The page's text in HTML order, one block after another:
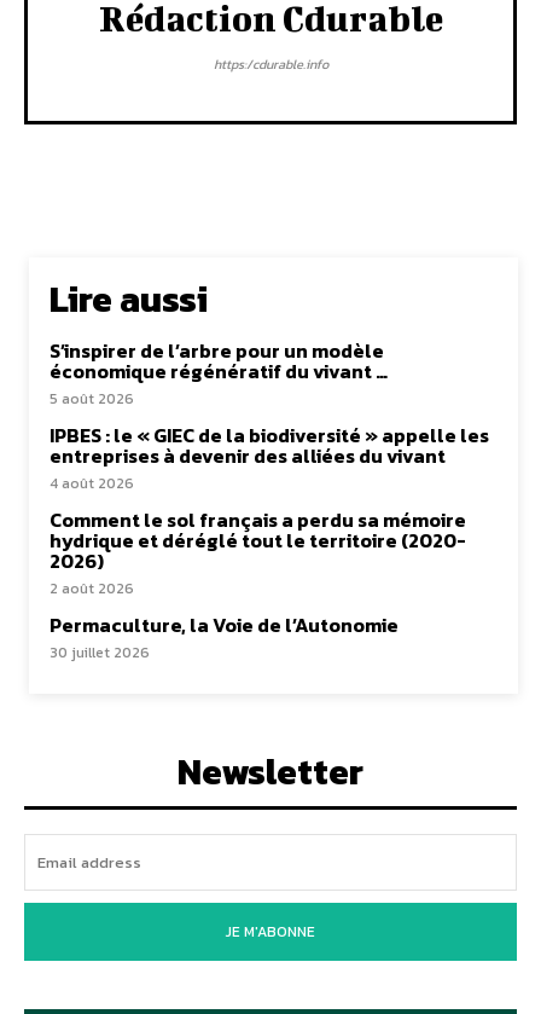
Rédaction Cdurable
https:/cdurable.info
Lire aussi
S’inspirer de l’arbre pour un modèle
économique régénératif du vivant …
5 août 2026
IPBES : le « GIEC de la biodiversité » appelle les
entreprises à devenir des alliées du vivant
4 août 2026
Comment le sol français a perdu sa mémoire
hydrique et déréglé tout le territoire (2020-
2026)
2 août 2026
Permaculture, la Voie de l’Autonomie
30 juillet 2026
Newsletter
JE M'ABONNE